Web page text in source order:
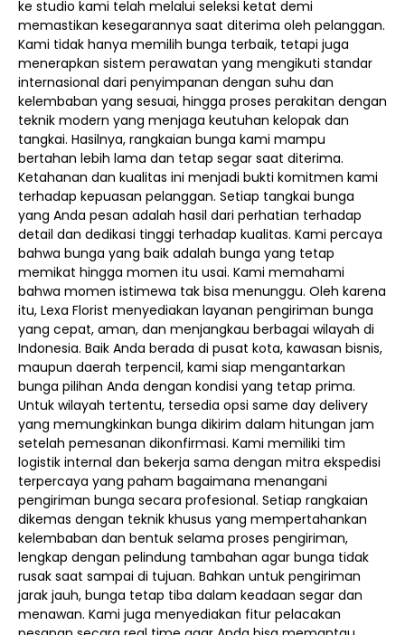
ke studio kami telah melalui seleksi ketat demi
memastikan kesegarannya saat diterima oleh pelanggan.
Kami tidak hanya memilih bunga terbaik, tetapi juga
menerapkan sistem perawatan yang mengikuti standar
internasional dari penyimpanan dengan suhu dan
kelembaban yang sesuai, hingga proses perakitan dengan
teknik modern yang menjaga keutuhan kelopak dan
tangkai. Hasilnya, rangkaian bunga kami mampu
bertahan lebih lama dan tetap segar saat diterima.
Ketahanan dan kualitas ini menjadi bukti komitmen kami
terhadap kepuasan pelanggan. Setiap tangkai bunga
yang Anda pesan adalah hasil dari perhatian terhadap
detail dan dedikasi tinggi terhadap kualitas. Kami percaya
bahwa bunga yang baik adalah bunga yang tetap
memikat hingga momen itu usai. Kami memahami
bahwa momen istimewa tak bisa menunggu. Oleh karena
itu, Lexa Florist menyediakan layanan pengiriman bunga
yang cepat, aman, dan menjangkau berbagai wilayah di
Indonesia. Baik Anda berada di pusat kota, kawasan bisnis,
maupun daerah terpencil, kami siap mengantarkan
bunga pilihan Anda dengan kondisi yang tetap prima.
Untuk wilayah tertentu, tersedia opsi same day delivery
yang memungkinkan bunga dikirim dalam hitungan jam
setelah pemesanan dikonfirmasi. Kami memiliki tim
logistik internal dan bekerja sama dengan mitra ekspedisi
terpercaya yang paham bagaimana menangani
pengiriman bunga secara profesional. Setiap rangkaian
dikemas dengan teknik khusus yang mempertahankan
kelembaban dan bentuk selama proses pengiriman,
lengkap dengan pelindung tambahan agar bunga tidak
rusak saat sampai di tujuan. Bahkan untuk pengiriman
jarak jauh, bunga tetap tiba dalam keadaan segar dan
menawan. Kami juga menyediakan fitur pelacakan